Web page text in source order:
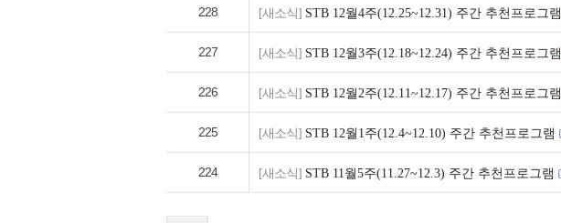
228 [새소식] STB 12월4주(12.25~12.31) 주간 추천프로그램
227 [새소식] STB 12월3주(12.18~12.24) 주간 추천프로그램
226 [새소식] STB 12월2주(12.11~12.17) 주간 추천프로그램
225 [새소식] STB 12월1주(12.4~12.10) 주간 추천프로그램
224 [새소식] STB 11월5주(11.27~12.3) 주간 추천프로그램